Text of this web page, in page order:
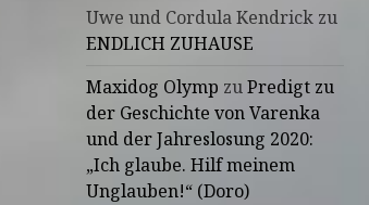
Uwe und Cordula Kendrick zu
ENDLICH ZUHAUSE
Maxidog Olymp zuPredigt zu
der Geschichte von Varenka
und der Jahreslosung 2020:
„Ich glaube. Hilf meinem
Unglauben!“ (Doro)